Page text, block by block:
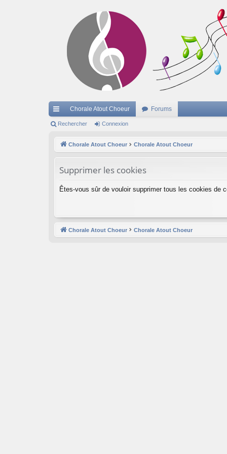
cc
Chorale Atout Choeur Forums
Rechercher Connexion
Chorale Atout Choeur Chorale Atout Choeur
Supprimer les cookies
Êtes-vous sûr de vouloir supprimer tous les cookies de
Chorale Atout Choeur Chorale Atout Choeur